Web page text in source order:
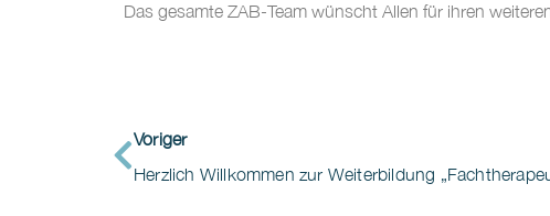
Das gesamte ZAB-Team wünscht Allen für ihren
Voriger
Herzlich Willkommen zur Weiterbildung